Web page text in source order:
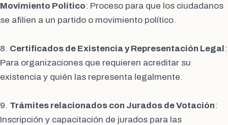
Movimiento Político: Proceso para que los ciudadanos
se afilien a un partido o movimiento político.
8. Certificados de Existencia y Representación Legal:
Para organizaciones que requieren acreditar su
existencia y quién las representa legalmente.
9. Trámites relacionados con Jurados de Votación:
Inscripción y capacitación de jurados para las